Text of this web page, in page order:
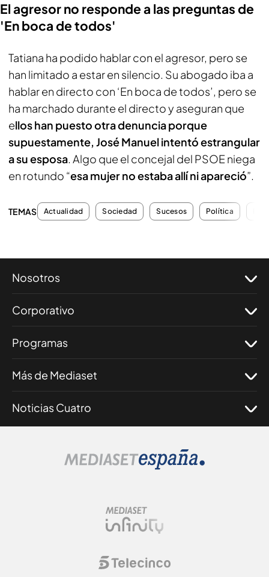
El agresor no responde a las preguntas de
'En boca de todos'
Tatiana ha podido hablar con el agresor, pero se
han limitado a estar en silencio. Su abogado iba a
hablar en directo con ‘En boca de todos’, pero se
ha marchado durante el directo y aseguran que
ellos han puesto otra denuncia porque
supuestamente, José Manuel intentó estrangular
a su esposa. Algo que el concejal del PSOE niega
en rotundo “esa mujer no estaba allí ni apareció”.
TEMAS Actualidad Sociedad Sucesos Política
Nosotros
Corporativo
Programas
Más de Mediaset
Noticias Cuatro